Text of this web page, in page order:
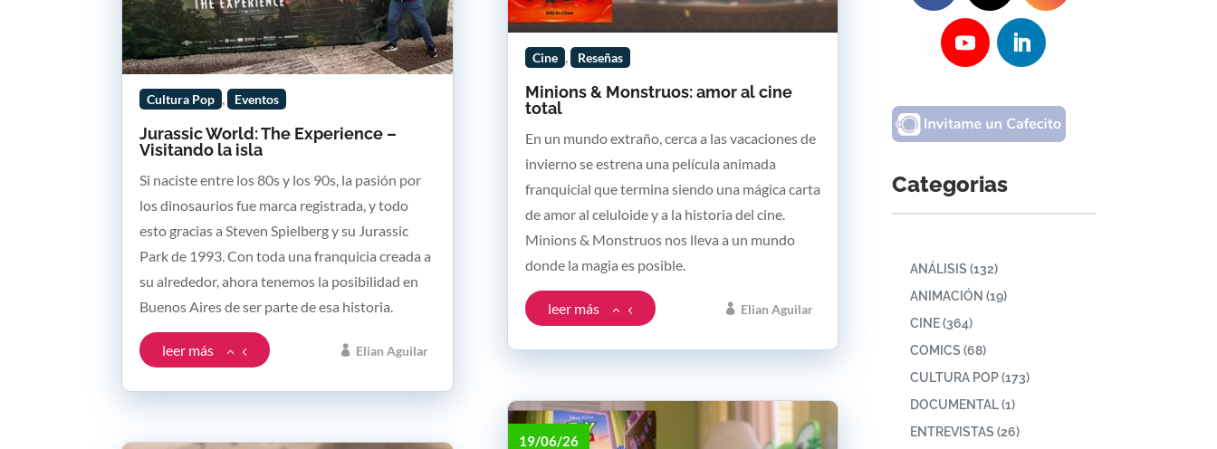
Jurassic World: The Experience –
Visitando la isla
Elian Aguilar
Cultura Pop , Eventos
Si naciste entre los 80s y los 90s, la pasión por
los dinosaurios fue marca registrada, y todo
esto gracias a Steven Spielberg y su Jurassic
Park de 1993. Con toda una franquicia creada a
su alrededor, ahora tenemos la posibilidad en
Buenos Aires de ser parte de esa historia.
leer más
Minions & Monstruos: amor al cine
total
Elian Aguilar
Cine , Reseñas
En un mundo extraño, cerca a las vacaciones de
invierno se estrena una película animada
franquicial que termina siendo una mágica carta
de amor al celuloide y a la historia del cine.
Minions & Monstruos nos lleva a un mundo
donde la magia es posible.
leer más
19/06/26
Categorias
ANÁLISIS (132)
ANIMACIÓN (19)
CINE(364)
COMICS (68)
CULTURA POP(173)
DOCUMENTAL(1)
ENTREVISTAS (26)